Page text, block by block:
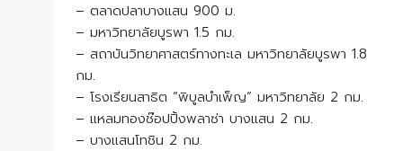
– ตลาดปลาบางแสน 900 ม.
– มหาวิทยาลัยบูรพา 1.5 กม.
– สถาบันวิทยาศาสตร์ทางทะเล มหาวิทยาลัยบูรพา 1.8
กม.
– โรงเรียนสาธิต ”พิบูลบำเพ็ญ” มหาวิทยาลัย 2 กม.
– แหลมทองช๊อปปิ้งพลาซ่า บางแสน 2 กม.
– บางแสนโทชิน 2 กม.